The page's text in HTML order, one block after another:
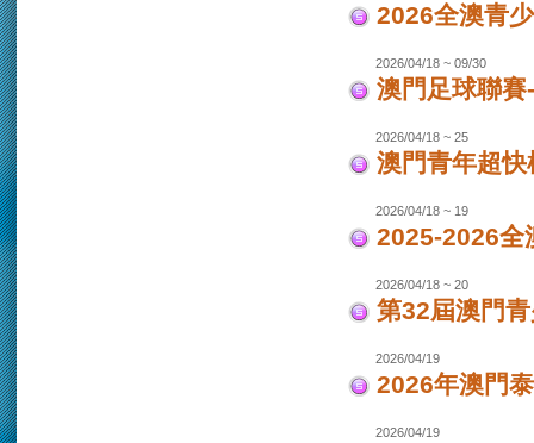
2026全澳青
2026/04/18 ~ 09/30
澳門足球聯
2026/04/18 ~ 25
澳門青年超快
2026/04/18 ~ 19
2025-2026全
2026/04/18 ~ 20
第32屆澳門
2026/04/19
2026年澳門
2026/04/19